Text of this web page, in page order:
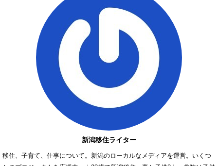
新潟移住ライター
移住、子育て、仕事について。新潟のローカルなメディアを運営。いくつ